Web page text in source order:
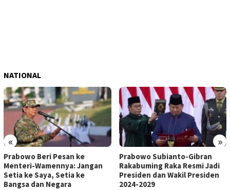
NATIONAL
« »
Prabowo Beri Pesan ke
Menteri-Wamennya: Jangan
Setia ke Saya, Setia ke
Bangsa dan Negara
Prabowo Subianto-Gibran
Rakabuming Raka Resmi Jadi
Presiden dan Wakil Presiden
2024-2029